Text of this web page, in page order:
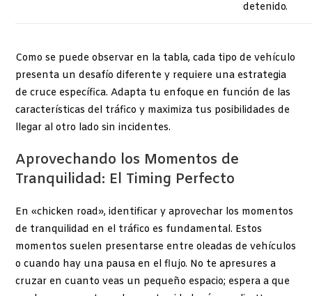
detenido.
Como se puede observar en la tabla, cada tipo de vehículo
presenta un desafío diferente y requiere una estrategia
de cruce específica. Adapta tu enfoque en función de las
características del tráfico y maximiza tus posibilidades de
llegar al otro lado sin incidentes.
Aprovechando los Momentos de
Tranquilidad: El Timing Perfecto
En «chicken road», identificar y aprovechar los momentos
de tranquilidad en el tráfico es fundamental. Estos
momentos suelen presentarse entre oleadas de vehículos
o cuando hay una pausa en el flujo. No te apresures a
cruzar en cuanto veas un pequeño espacio; espera a que